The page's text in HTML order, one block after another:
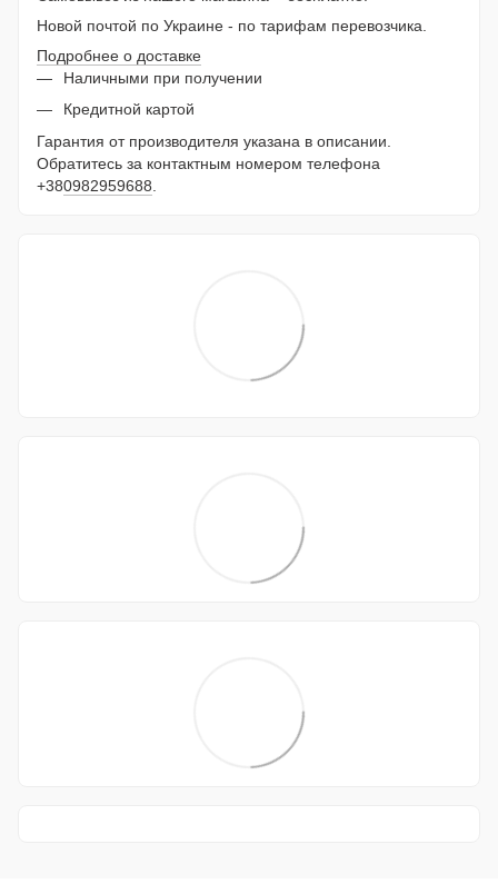
Новой почтой по Украине - по тарифам перевозчика.
Подробнее о доставке
Наличными при получении
Кредитной картой
Гарантия от производителя указана в описании.
Обратитесь за контактным номером телефона
+380982959688